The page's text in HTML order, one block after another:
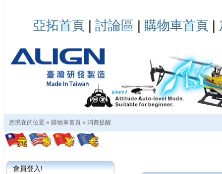
亞拓首頁 | 討論區 | 購物車首頁 |
您現在的位置 » 購物車首頁 » 消費提醒
會員登入!